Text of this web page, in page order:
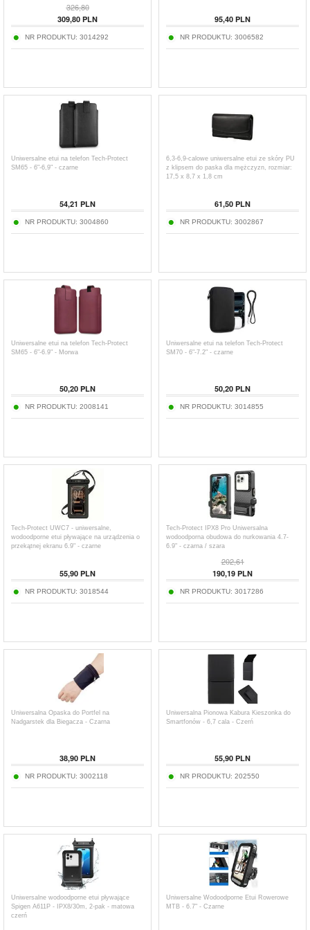
326,80
309,80 PLN
NR PRODUKTU: 3014292
95,40 PLN
NR PRODUKTU: 3006582
Uniwersalne etui na telefon Tech-Protect
SM65 - 6"-6,9" - czarne
54,21 PLN
NR PRODUKTU: 3004860
6,3-6,9-calowe uniwersalne etui ze skóry PU
z klipsem do paska dla mężczyzn, rozmiar:
17,5 x 8,7 x 1,8 cm
61,50 PLN
NR PRODUKTU: 3002867
Uniwersalne etui na telefon Tech-Protect
SM65 - 6"-6.9" - Morwa
50,20 PLN
NR PRODUKTU: 2008141
Uniwersalne etui na telefon Tech-Protect
SM70 - 6"-7.2" - czarne
50,20 PLN
NR PRODUKTU: 3014855
Tech-Protect UWC7 - uniwersalne,
wodoodporne etui pływające na urządzenia o
przekątnej ekranu 6.9" - czarne
55,90 PLN
NR PRODUKTU: 3018544
Tech-Protect IPX8 Pro Uniwersalna
wodoodporna obudowa do nurkowania 4.7-
6.9" - czarna / szara
202,61
190,19 PLN
NR PRODUKTU: 3017286
Uniwersalna Opaska do Portfel na
Nadgarstek dla Biegacza - Czarna
38,90 PLN
NR PRODUKTU: 3002118
Uniwersalna Pionowa Kabura Kieszonka do
Smartfonów - 6,7 cala - Czerń
55,90 PLN
NR PRODUKTU: 202550
Uniwersalne wodoodporne etui pływające
Spigen A611P - IPX8/30m, 2-pak - matowa
czerń
Uniwersalne Wodoodporne Etui Rowerowe
MTB - 6.7" - Czarne